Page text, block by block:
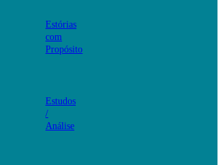
Estórias
com
Propósito
Estudos
/
Análise